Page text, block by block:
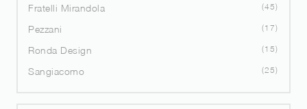
Fratelli Mirandola 45
Pezzani 17
Ronda Design 15
Sangiacomo 25